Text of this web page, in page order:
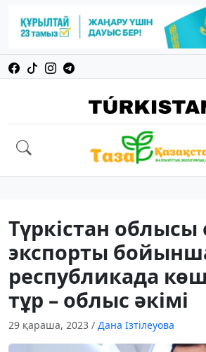
Түркістан облысы
экспорты
республикада
тұр – облыс әкімі
29 қараша, 2023 / Дана Ізтілеуова